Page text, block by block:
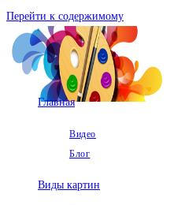
Перейти к содержимому
Главная
Видео
Блог
Виды картин